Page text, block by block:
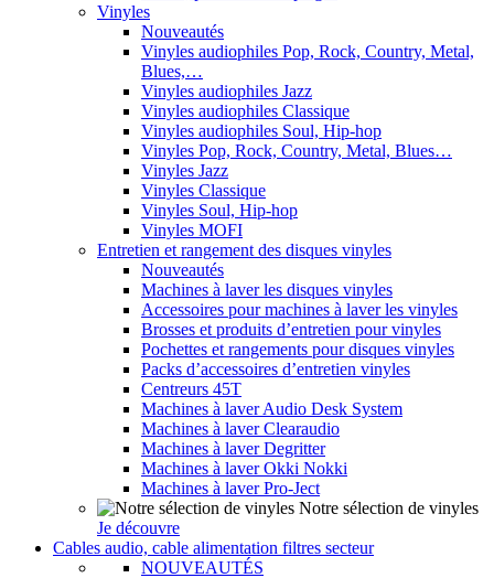
Vinyles
Nouveautés
Vinyles audiophiles Pop, Rock, Country, Metal,
Blues,…
Vinyles audiophiles Jazz
Vinyles audiophiles Classique
Vinyles audiophiles Soul, Hip-hop
Vinyles Pop, Rock, Country, Metal, Blues…
Vinyles Jazz
Vinyles Classique
Vinyles Soul, Hip-hop
Vinyles MOFI
Entretien et rangement des disques vinyles
Nouveautés
Machines à laver les disques vinyles
Accessoires pour machines à laver les vinyles
Brosses et produits d’entretien pour vinyles
Pochettes et rangements pour disques vinyles
Packs d’accessoires d’entretien vinyles
Centreurs 45T
Machines à laver Audio Desk System
Machines à laver Clearaudio
Machines à laver Degritter
Machines à laver Okki Nokki
Machines à laver Pro-Ject
Notre sélection de vinyles
Je découvre
Cables audio, cable alimentation filtres secteur
NOUVEAUTÉS